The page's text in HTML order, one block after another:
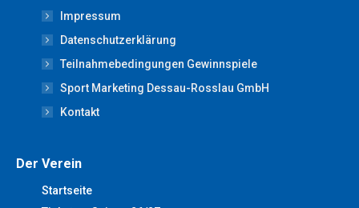
new
window
in
new
window
in
new
window
in
new
window
new
window
Impressum
Datenschutzerklärung
Teilnahmebedingungen Gewinnspiele
Sport Marketing Dessau-Rosslau GmbH
Kontakt
Der Verein
Startseite